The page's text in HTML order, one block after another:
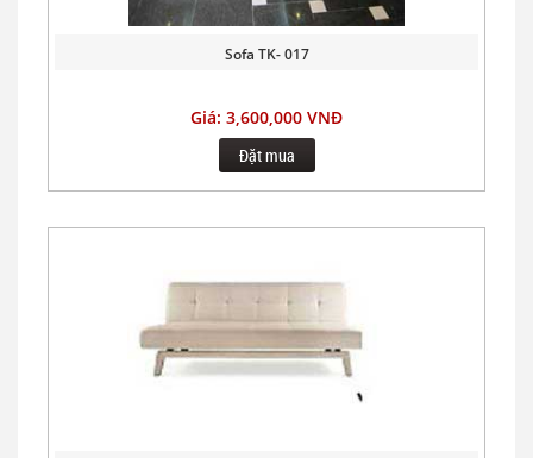
Sofa TK- 017
Giá: 3,600,000 VNĐ
Đặt mua